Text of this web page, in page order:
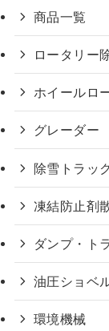
商品一覧
ロータリー
ホイールロ
グレーダー
除雪トラック
凍結防止剤
ダンプ・ト
油圧ショベ
環境機械